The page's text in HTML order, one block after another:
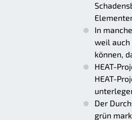
In
weil auch
können,
HEAT-
HEAT-
Der
grün